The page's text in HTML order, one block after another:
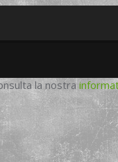
la nostra